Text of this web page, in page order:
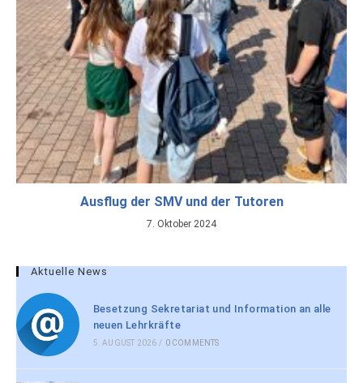
Ausflug der SMV und der Tutoren
7. Oktober 2024
Aktuelle News
Besetzung Sekretariat und Information an alle
neuen Lehrkräfte
5. AUGUST 2026 / 0 COMMENTS